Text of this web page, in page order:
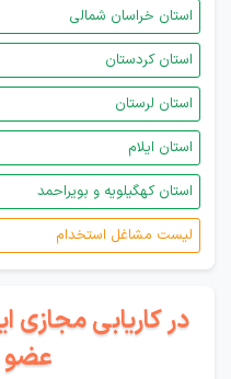
استان خراسان شمالی
استان کردستان
استان لرستان
استان ایلام
استان کهگیلویه و بویراحمد
لیست مشاغل استخدام
در کاریابی مجازی
عضو